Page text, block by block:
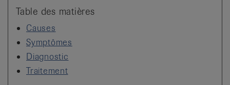
Table des matières
Causes
Symptômes
Diagnostic
Traitement